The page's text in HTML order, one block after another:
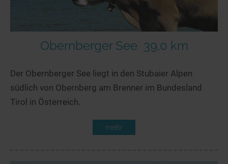
Obernberger See 39,0 km
Der Obernberger See liegt in den Stubaier Alpen
südlich von Obernberg am Brenner im Bundesland
Tirol in Österreich.
mehr